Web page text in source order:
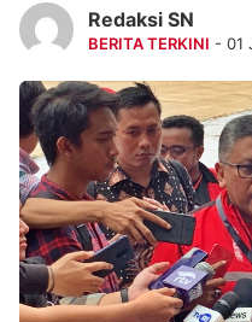
Redaksi SN
BERITA TERKINI - 01